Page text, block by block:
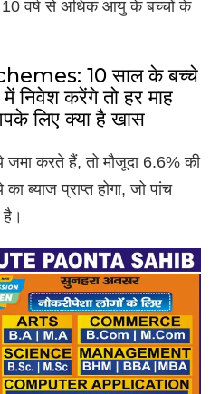
वर्ष से अधिक आयु के बच्चों के
10 साल के बच्चे
निवेश करेंगे तो हर माह
लिए क्या है खास
करते हैं, तो मौजूदा 6.6% की
ब्याज प्राप्त होगा, जो पांच